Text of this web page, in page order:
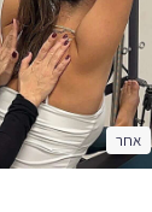
אחר